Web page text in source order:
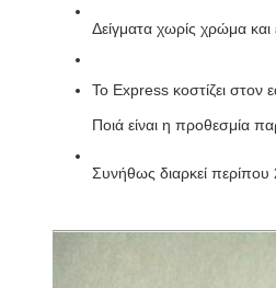
Δείγματα χωρίς χρώμα
Το Express κοστίζει στον
Ποιά είναι η προθεσμία
Συνήθως διαρκεί περίπου